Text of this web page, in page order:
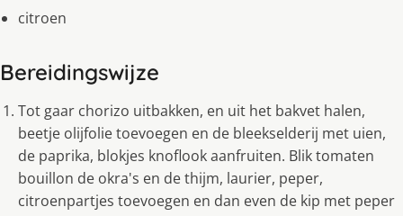
citroen
Bereidingswijze
Tot gaar chorizo uitbakken, en uit het bakvet halen,
beetje olijfolie toevoegen en de bleekselderij met uien,
de paprika, blokjes knoflook aanfruiten. Blik tomaten
bouillon de okra's en de thijm, laurier, peper,
citroenpartjes toevoegen en dan even de kip met peper